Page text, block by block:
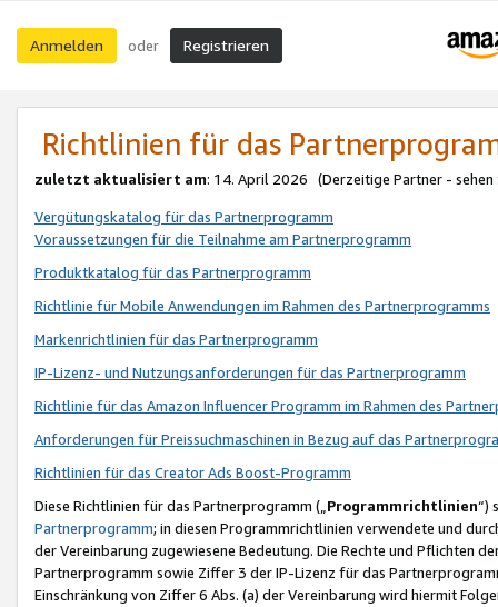
Anmelden oder Registrieren
Richtlinien für das
zuletzt aktualisiert am: 14. April 2026 (Derzeitige Partner - sehen
Vergütungskatalog für das Partnerprogramm
Voraussetzungen für die Teilnahme am Partnerprogramm
Produktkatalog für das Partnerprogramm
Richtlinie für Mobile Anwendungen im Rahmen des Partnerprogramms
Markenrichtlinien für das Partnerprogramm
IP-Lizenz- und Nutzungsanforderungen für das Partnerprogramm
Richtlinie für das Amazon Influencer Programm im Rahmen des
Anforderungen für Preissuchmaschinen in Bezug auf das
Richtlinien für das Creator Ads Boost-Programm
Diese Richtlinien für das Partnerprogramm („Programmrichtlinien“)
Partnerprogramm; in diesen Programmrichtlinien verwendete und
der Vereinbarung zugewiesene Bedeutung. Die Rechte und Pflichten
Partnerprogramm sowie Ziffer 3 der IP-Lizenz für das
Einschränkung von Ziffer 6 Abs. (a) der Vereinbarung wird hiermit